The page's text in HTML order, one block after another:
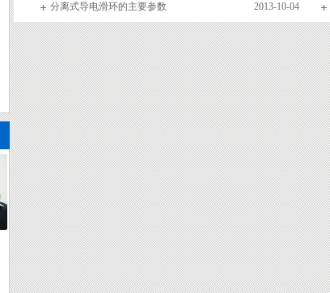
2013-10-04
分离式导电滑环的主要参数